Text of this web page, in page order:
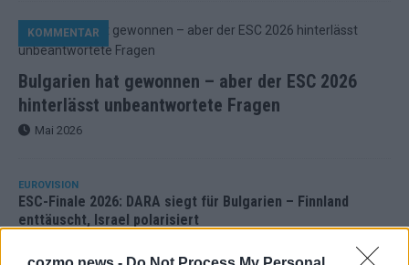
Bulgarien hat gewonnen – aber der ESC 2026
hinterlässt unbeantwortete Fragen
KOMMENTAR
Mai 2026
EUROVISION
ESC-Finale 2026: DARA siegt für Bulgarien – Finnland
enttäuscht, Israel polarisiert